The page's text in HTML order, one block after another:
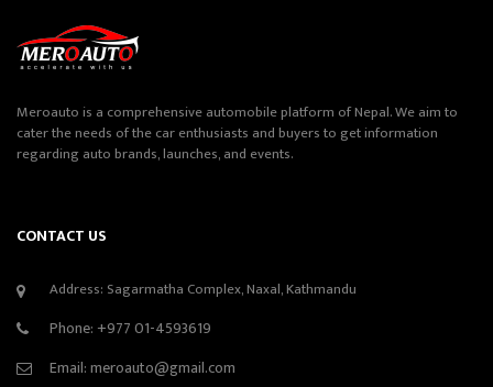
Meroauto is a comprehensive automobile platform of Nepal. We aim to
cater the needs of the car enthusiasts and buyers to get information
regarding auto brands, launches, and events.
CONTACT US
Address: Sagarmatha Complex, Naxal, Kathmandu
Phone: +977 01-4593619
Email:meroauto@gmail.com